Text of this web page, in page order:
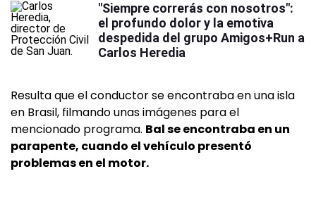
"Siempre correrás con nosotros":
el profundo dolor y la emotiva
despedida del grupo Amigos+Run a
Carlos Heredia
Resulta que el conductor se encontraba en una isla
en Brasil, filmando unas imágenes para el
mencionado programa. Bal se encontraba en un
parapente, cuando el vehículo presentó
problemas en el motor.